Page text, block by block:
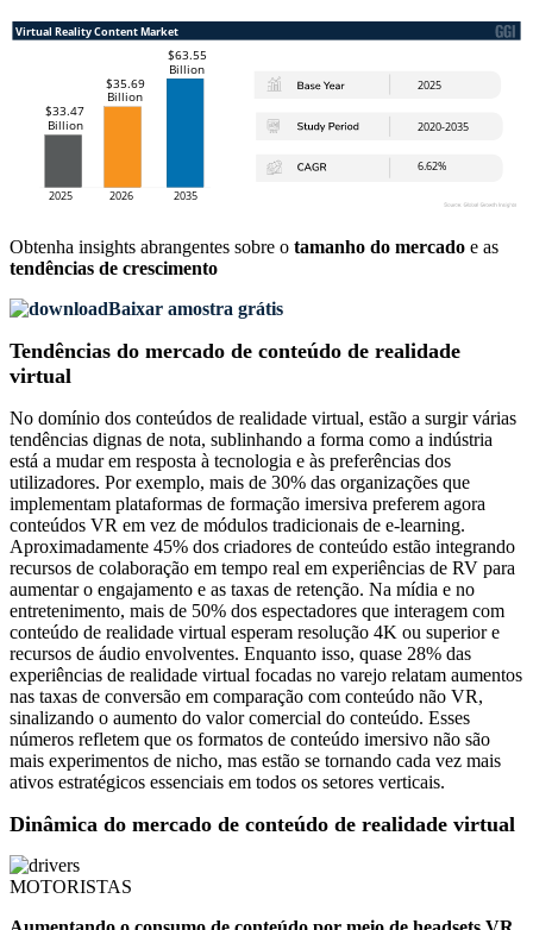
Obtenha insights abrangentes sobre o tamanho do mercado e as
tendências de crescimento
Baixar amostra grátis
Tendências do mercado de conteúdo de realidade
virtual
No domínio dos conteúdos de realidade virtual, estão a surgir várias
tendências dignas de nota, sublinhando a forma como a indústria
está a mudar em resposta à tecnologia e às preferências dos
utilizadores. Por exemplo, mais de 30% das organizações que
implementam plataformas de formação imersiva preferem agora
conteúdos VR em vez de módulos tradicionais de e-learning.
Aproximadamente 45% dos criadores de conteúdo estão integrando
recursos de colaboração em tempo real em experiências de RV para
aumentar o engajamento e as taxas de retenção. Na mídia e no
entretenimento, mais de 50% dos espectadores que interagem com
conteúdo de realidade virtual esperam resolução 4K ou superior e
recursos de áudio envolventes. Enquanto isso, quase 28% das
experiências de realidade virtual focadas no varejo relatam aumentos
nas taxas de conversão em comparação com conteúdo não VR,
sinalizando o aumento do valor comercial do conteúdo. Esses
números refletem que os formatos de conteúdo imersivo não são
mais experimentos de nicho, mas estão se tornando cada vez mais
ativos estratégicos essenciais em todos os setores verticais.
Dinâmica do mercado de conteúdo de realidade virtual
MOTORISTAS